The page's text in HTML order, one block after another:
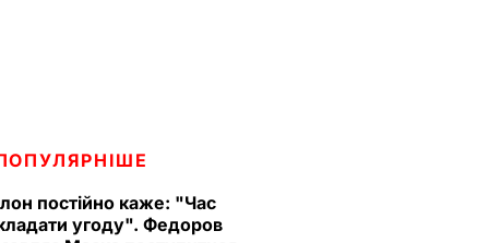
постійно каже: "Час
угоду". Федоров